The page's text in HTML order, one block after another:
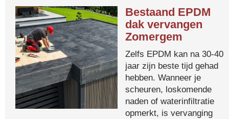
Bestaand EPDM
dak vervangen
Zomergem
Zelfs EPDM kan na 30-40
jaar zijn beste tijd gehad
hebben. Wanneer je
scheuren, loskomende
naden of waterinfiltratie
opmerkt, is vervanging